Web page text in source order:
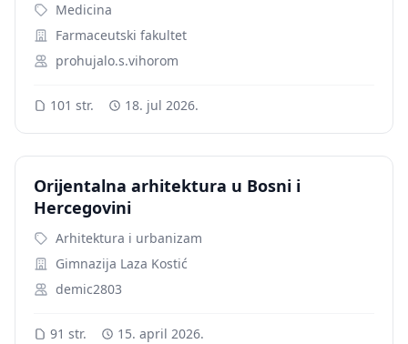
Medicina
Farmaceutski fakultet
prohujalo.s.vihorom
101 str. 18. jul 2026.
Orijentalna arhitektura u Bosni i
Hercegovini
Arhitektura i urbanizam
Gimnazija Laza Kostić
demic2803
91 str. 15. april 2026.